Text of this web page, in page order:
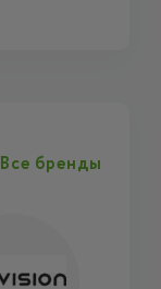
Все бренды